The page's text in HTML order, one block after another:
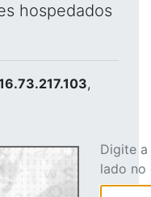
hospedados
,
Digite
lado no